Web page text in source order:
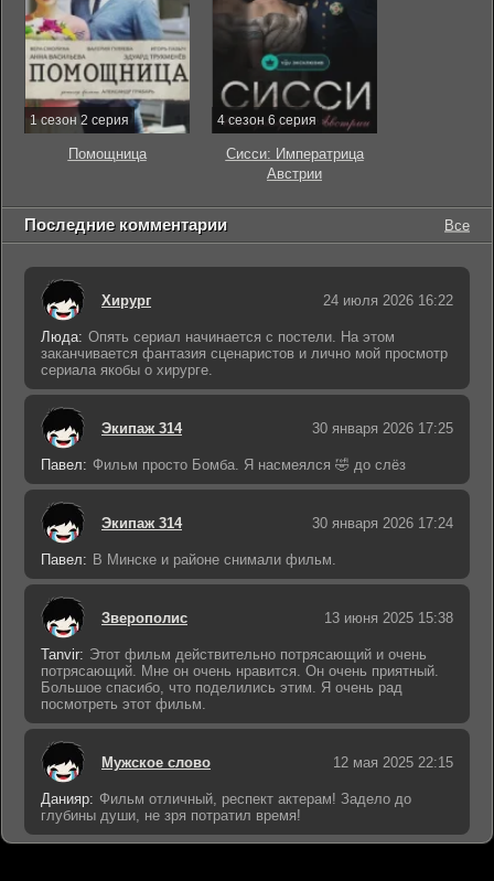
1 сезон 2 серия
Помощница
4 сезон 6 серия
Сисси: Императрица
Австрии
Последние комментарии Все
Хирург 24 июля 2026 16:22
Люда: Опять сериал начинается с постели. На этом
заканчивается фантазия сценаристов и лично мой просмотр
сериала якобы о хирурге.
Экипаж 314 30 января 2026 17:25
Павел: Фильм просто Бомба. Я насмеялся 🤣 до слёз
Экипаж 314 30 января 2026 17:24
Павел: В Минске и районе снимали фильм.
Зверополис 13 июня 2025 15:38
Tanvir: Этот фильм действительно потрясающий и очень
потрясающий. Мне он очень нравится. Он очень приятный.
Большое спасибо, что поделились этим. Я очень рад
посмотреть этот фильм.
Мужское слово 12 мая 2025 22:15
Данияр: Фильм отличный, респект актерам! Задело до
глубины души, не зря потратил время!